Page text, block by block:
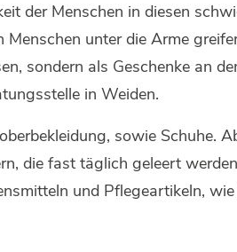
der Menschen in diesen
unter die Arme
sondern als Geschenke an
in Weiden.
sowie Schuhe.
die fast täglich geleert
und Pflegeartikeln,